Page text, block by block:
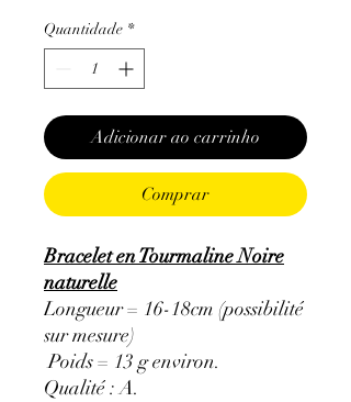
Quantidade *
Adicionar ao carrinho
Comprar
Bracelet en Tourmaline Noire
naturelle
Longueur = 16-18cm (possibilité
sur mesure)
Poids = 13 g environ.
Qualité : A.